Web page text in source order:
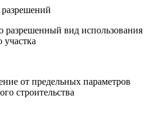
разрешенный вид использования
участка
от предельных параметров
строительства